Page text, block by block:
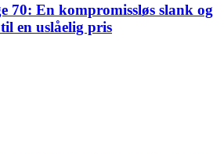
70: En kompromissløs slank og
en uslåelig pris